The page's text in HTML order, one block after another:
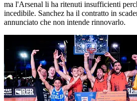
ma l'Arsenal li ha ritenuti insufficienti
incedibile. Sanchez ha il contratto in
annunciato che non intende rinnovarlo.